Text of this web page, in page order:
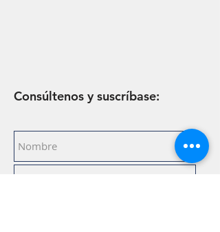
Consúltenos y suscríbase: